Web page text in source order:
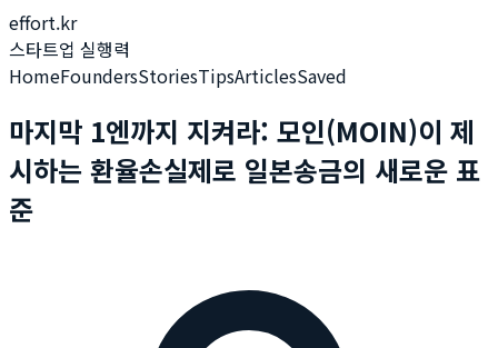
effort.kr
스타트업 실행력
HomeFoundersStoriesTipsArticlesSaved
마지막 1엔까지 지켜라: 모인(MOIN)이 제
시하는 환율손실제로 일본송금의 새로운 표
준